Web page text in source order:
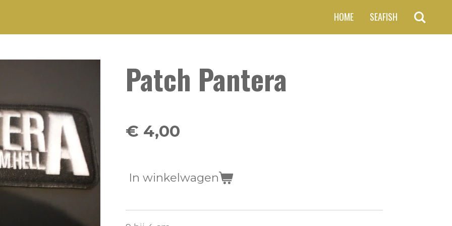
HOME SEAFISH
Patch Pantera
€ 4,00
In winkelwagen